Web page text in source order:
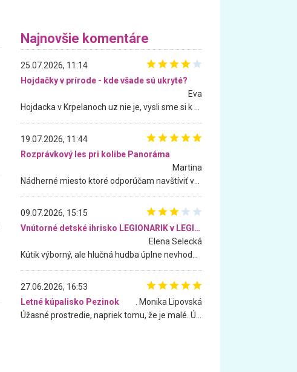
Najnovšie komentáre
25.07.2026, 11:14
Hojdačky v prírode - kde všade sú ukryté?
Eva
19.07.2026, 11:44
Rozprávkový les pri kolibe Panoráma
Martina
09.07.2026, 15:15
Vnútorné detské ihrisko LEGIONARIK v LEGIA Fitness
Elena Selecká
27.06.2026, 16:53
Letné kúpalisko Pezinok
. Monika Lipovská